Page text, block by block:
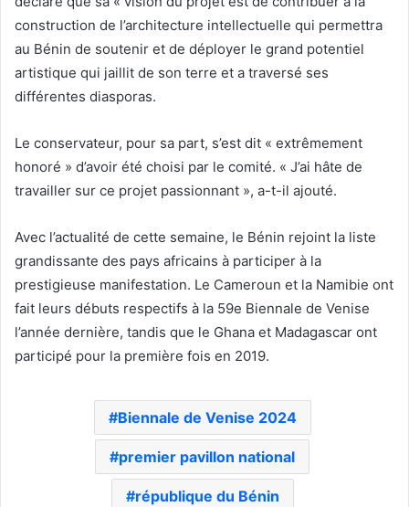
construction de l’architecture intellectuelle qui permettra
au Bénin de soutenir et de déployer le grand potentiel
artistique qui jaillit de son terre et a traversé ses
différentes diasporas.
Le conservateur, pour sa part, s’est dit « extrêmement
honoré » d’avoir été choisi par le comité. « J’ai hâte de
travailler sur ce projet passionnant », a-t-il ajouté.
Avec l’actualité de cette semaine, le Bénin rejoint la liste
grandissante des pays africains à participer à la
prestigieuse manifestation. Le Cameroun et la Namibie ont
fait leurs débuts respectifs à la 59e Biennale de Venise
l’année dernière, tandis que le Ghana et Madagascar ont
participé pour la première fois en 2019.
Biennale de Venise 2024
premier pavillon national
république du Bénin